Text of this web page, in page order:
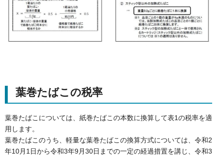
葉巻たばこの税率
葉巻たばこについては、紙巻たばこの本数に換算して表1の税率を適
用します。
葉巻たばこのうち、軽量な葉巻たばこの換算方式については、令和2
年10月1日から令和3年9月30日までの一定の経過措置を講じ、令和3